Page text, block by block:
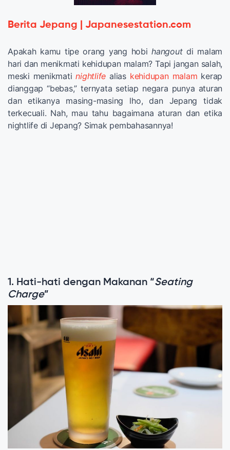
Berita Jepang | Japanesestation.com
Apakah kamu tipe orang yang hobihangoutdi malam
hari dan menikmati kehidupan malam? Tapi jangan salah,
meski menikmatinightlife alias kehidupan malam kerap
dianggap “bebas,” ternyata setiap negara punya aturan
dan etikanya masing-masing lho, dan Jepang tidak
terkecuali. Nah, mau tahu bagaimana aturan dan etika
nightlife di Jepang? Simak pembahasannya!
1. Hati-hati dengan Makanan “Seating
Charge”